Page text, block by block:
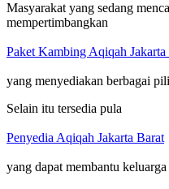
Masyarakat yang sedang
mempertimbangkan
Paket Kambing Aqiqah Jakarta
yang menyediakan berbagai
Selain itu tersedia pula
Penyedia Aqiqah Jakarta Barat
yang dapat membantu